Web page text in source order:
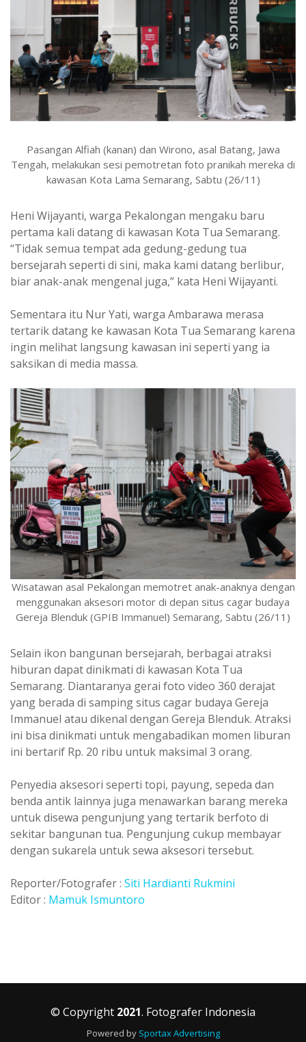
Pasangan Alfiah (kanan) dan Wirono, asal Batang, Jawa
Tengah, melakukan sesi pemotretan foto pranikah mereka di
kawasan Kota Lama Semarang, Sabtu (26/11)
Heni Wijayanti, warga Pekalongan mengaku baru
pertama kali datang di kawasan Kota Tua Semarang.
“Tidak semua tempat ada gedung-gedung tua
bersejarah seperti di sini, maka kami datang berlibur,
biar anak-anak mengenal juga,” kata Heni Wijayanti.
Sementara itu Nur Yati, warga Ambarawa merasa
tertarik datang ke kawasan Kota Tua Semarang karena
ingin melihat langsung kawasan ini seperti yang ia
saksikan di media massa.
Wisatawan asal Pekalongan memotret anak-anaknya dengan
menggunakan aksesori motor di depan situs cagar budaya
Gereja Blenduk (GPIB Immanuel) Semarang, Sabtu (26/11)
Selain ikon bangunan bersejarah, berbagai atraksi
hiburan dapat dinikmati di kawasan Kota Tua
Semarang. Diantaranya gerai foto video 360 derajat
yang berada di samping situs cagar budaya Gereja
Immanuel atau dikenal dengan Gereja Blenduk. Atraksi
ini bisa dinikmati untuk mengabadikan momen liburan
ini bertarif Rp. 20 ribu untuk maksimal 3 orang.
Penyedia aksesori seperti topi, payung, sepeda dan
benda antik lainnya juga menawarkan barang mereka
untuk disewa pengunjung yang tertarik berfoto di
sekitar bangunan tua. Pengunjung cukup membayar
dengan sukarela untuk sewa aksesori tersebut.
Reporter/Fotografer : Siti Hardianti Rukmini
Editor : Mamuk Ismuntoro
© Copyright 2021. Fotografer Indonesia
Powered by Sportax Advertising